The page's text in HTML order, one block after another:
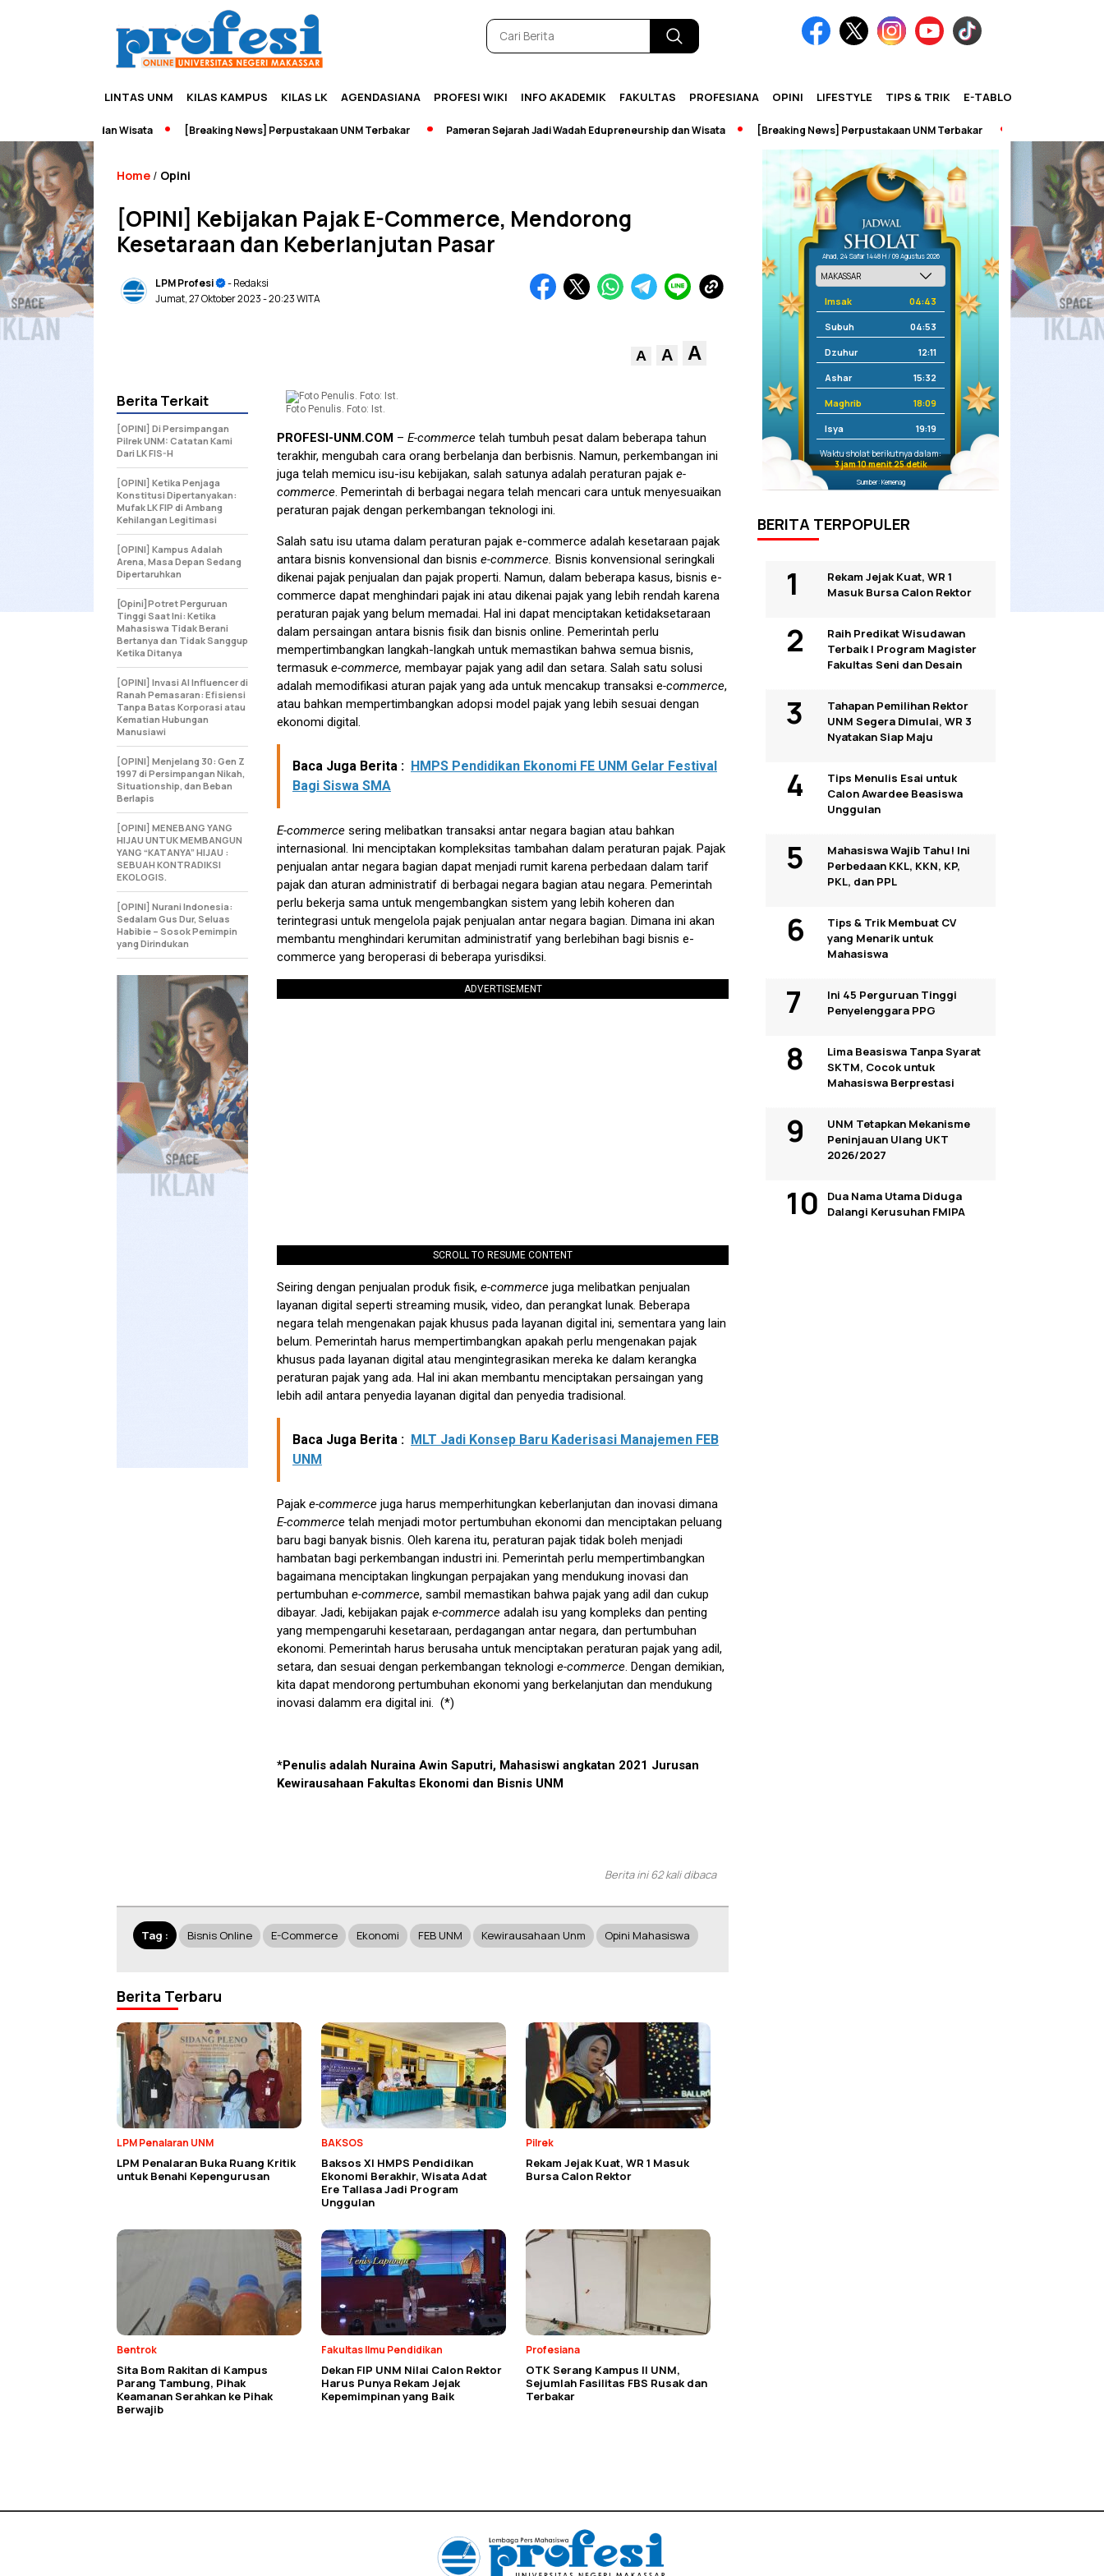
LINTAS UNM KILAS KAMPUS KILAS LK AGENDASIANA PROFESI WIKI INFO AKADEMIK FAKULTAS PROFESIANA OPINI LIFESTYLE TIPS & TRIK E-TABLOID
dan Wisata [Breaking News] Perpustakaan UNM Terbakar Pameran Sejarah Jadi Wadah Edupreneurship dan Wisata [Breaking News] Perpustakaan UNM Terbakar
Home / Opini
[OPINI] Kebijakan Pajak E-Commerce, Mendorong
Kesetaraan dan Keberlanjutan Pasar
LPM Profesi
- Redaksi
Jumat, 27 Oktober 2023- 20:23 WITA
A A A
Foto Penulis. Foto: Ist.
PROFESI-UNM.COM – E-commerce telah tumbuh pesat dalam beberapa tahun
terakhir, mengubah cara orang berbelanja dan berbisnis. Namun, perkembangan ini
juga telah memicu isu-isu kebijakan, salah satunya adalah peraturan pajak e-
commerce. Pemerintah di berbagai negara telah mencari cara untuk menyesuaikan
peraturan pajak dengan perkembangan teknologi ini.
Salah satu isu utama dalam peraturan pajak e-commerce adalah kesetaraan pajak
antara bisnis konvensional dan bisnis e-commerce. Bisnis konvensional seringkali
dikenai pajak penjualan dan pajak properti. Namun, dalam beberapa kasus, bisnis e-
commerce dapat menghindari pajak ini atau dikenai pajak yang lebih rendah karena
peraturan pajak yang belum memadai. Hal ini dapat menciptakan ketidaksetaraan
dalam persaingan antara bisnis fisik dan bisnis online. Pemerintah perlu
mempertimbangkan langkah-langkah untuk memastikan bahwa semua bisnis,
termasuk e-commerce, membayar pajak yang adil dan setara. Salah satu solusi
adalah memodifikasi aturan pajak yang ada untuk mencakup transaksi e-commerce,
atau bahkan mempertimbangkan adopsi model pajak yang lebih sesuai dengan
ekonomi digital.
Baca Juga Berita : HMPS Pendidikan Ekonomi FE UNM Gelar Festival
Bagi Siswa SMA
E-commerce sering melibatkan transaksi antar negara bagian atau bahkan
internasional. Ini menciptakan kompleksitas tambahan dalam peraturan pajak. Pajak
penjualan antar negara bagian dapat menjadi rumit karena perbedaan dalam tarif
pajak dan aturan administratif di berbagai negara bagian atau negara. Pemerintah
perlu bekerja sama untuk mengembangkan sistem yang lebih koheren dan
terintegrasi untuk mengelola pajak penjualan antar negara bagian. Dimana ini akan
membantu menghindari kerumitan administratif yang berlebihan bagi bisnis e-
commerce yang beroperasi di beberapa yurisdiksi.
ADVERTISEMENT
SCROLL TO RESUME CONTENT
Seiring dengan penjualan produk fisik, e-commerce juga melibatkan penjualan
layanan digital seperti streaming musik, video, dan perangkat lunak. Beberapa
negara telah mengenakan pajak khusus pada layanan digital ini, sementara yang lain
belum. Pemerintah harus mempertimbangkan apakah perlu mengenakan pajak
khusus pada layanan digital atau mengintegrasikan mereka ke dalam kerangka
peraturan pajak yang ada. Hal ini akan membantu menciptakan persaingan yang
lebih adil antara penyedia layanan digital dan penyedia tradisional.
Baca Juga Berita : MLT Jadi Konsep Baru Kaderisasi Manajemen FEB
UNM
Pajak e-commerce juga harus memperhitungkan keberlanjutan dan inovasi dimana
E-commerce telah menjadi motor pertumbuhan ekonomi dan menciptakan peluang
baru bagi banyak bisnis. Oleh karena itu, peraturan pajak tidak boleh menjadi
hambatan bagi perkembangan industri ini. Pemerintah perlu mempertimbangkan
bagaimana menciptakan lingkungan perpajakan yang mendukung inovasi dan
pertumbuhan e-commerce, sambil memastikan bahwa pajak yang adil dan cukup
dibayar. Jadi, kebijakan pajak e-commerce adalah isu yang kompleks dan penting
yang mempengaruhi kesetaraan, perdagangan antar negara, dan pertumbuhan
ekonomi. Pemerintah harus berusaha untuk menciptakan peraturan pajak yang adil,
setara, dan sesuai dengan perkembangan teknologi e-commerce. Dengan demikian,
kita dapat mendorong pertumbuhan ekonomi yang berkelanjutan dan mendukung
inovasi dalamm era digital ini. (*)
*Penulis adalah Nuraina Awin Saputri, Mahasiswi angkatan 2021 Jurusan
Kewirausahaan Fakultas Ekonomi dan Bisnis UNM
Berita Terkait
[OPINI] Di Persimpangan
Pilrek UNM: Catatan Kami
Dari LK FIS-H
[OPINI] Ketika Penjaga
Konstitusi Dipertanyakan:
Mufak LK FIP di Ambang
Kehilangan Legitimasi
[OPINI] Kampus Adalah
Arena, Masa Depan Sedang
Dipertaruhkan
[Opini]Potret Perguruan
Tinggi Saat Ini: Ketika
Mahasiswa Tidak Berani
Bertanya dan Tidak Sanggup
Ketika Ditanya
[OPINI] Invasi AI Influencer di
Ranah Pemasaran: Efisiensi
Tanpa Batas Korporasi atau
Kematian Hubungan
Manusiawi
[OPINI] Menjelang 30: Gen Z
1997 di Persimpangan Nikah,
Situationship, dan Beban
Berlapis
[OPINI] MENEBANG YANG
HIJAU UNTUK MEMBANGUN
YANG “KATANYA” HIJAU :
SEBUAH KONTRADIKSI
EKOLOGIS.
[OPINI] Nurani Indonesia:
Sedalam Gus Dur, Seluas
Habibie – Sosok Pemimpin
yang Dirindukan
Berita ini 62 kali dibaca
Tag : Bisnis Online E-Commerce Ekonomi FEB UNM Kewirausahaan Unm Opini Mahasiswa
Berita Terbaru
LPM Penalaran UNM
LPM Penalaran Buka Ruang Kritik
untuk Benahi Kepengurusan
BAKSOS
Baksos XI HMPS Pendidikan
Ekonomi Berakhir, Wisata Adat
Ere Tallasa Jadi Program
Unggulan
Pilrek
Rekam Jejak Kuat, WR 1 Masuk
Bursa Calon Rektor
Bentrok
Sita Bom Rakitan di Kampus
Parang Tambung, Pihak
Keamanan Serahkan ke Pihak
Berwajib
Fakultas Ilmu Pendidikan
Dekan FIP UNM Nilai Calon Rektor
Harus Punya Rekam Jejak
Kepemimpinan yang Baik
Profesiana
OTK Serang Kampus II UNM,
Sejumlah Fasilitas FBS Rusak dan
Terbakar
Ahad, 24 Safar 1448 H / 09 Agustus 2026
Imsak 04:43
Subuh 04:53
Dzuhur 12:11
Ashar 15:32
Maghrib 18:09
Isya 19:19
Waktu sholat berikutnya dalam:
3 jam 10 menit 24 detik
Sumber: Kemenag
BERITA TERPOPULER
Rekam Jejak Kuat, WR 1
Masuk Bursa Calon Rektor
Raih Predikat Wisudawan
Terbaik I Program Magister
Fakultas Seni dan Desain
Tahapan Pemilihan Rektor
UNM Segera Dimulai, WR 3
Nyatakan Siap Maju
Tips Menulis Esai untuk
Calon Awardee Beasiswa
Unggulan
Mahasiswa Wajib Tahu! Ini
Perbedaan KKL, KKN, KP,
PKL, dan PPL
Tips & Trik Membuat CV
yang Menarik untuk
Mahasiswa
Ini 45 Perguruan Tinggi
Penyelenggara PPG
Lima Beasiswa Tanpa Syarat
SKTM, Cocok untuk
Mahasiswa Berprestasi
UNM Tetapkan Mekanisme
Peninjauan Ulang UKT
2026/2027
Dua Nama Utama Diduga
Dalangi Kerusuhan FMIPA